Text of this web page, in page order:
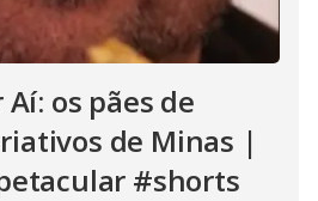
os pães de
de Minas |
#shorts